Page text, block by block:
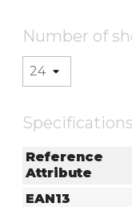
Number of
Reference
Attribute
EAN13